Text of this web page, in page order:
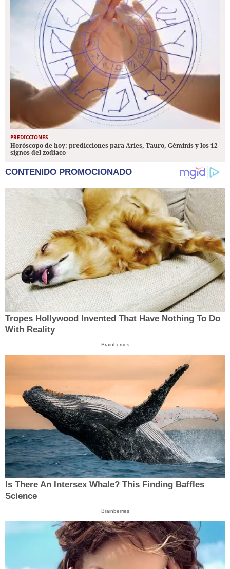
PREDICCIONES
Horóscopo de hoy: predicciones para Aries, Tauro, Géminis y los 12
signos del zodiaco
CONTENIDO PROMOCIONADO
Tropes Hollywood Invented That Have Nothing To Do
With Reality
Brainberries
Is There An Intersex Whale? This Finding Baffles
Science
Brainberries